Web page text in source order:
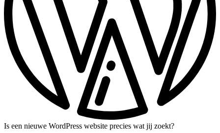
Is een nieuwe WordPress website precies wat jij zoekt?